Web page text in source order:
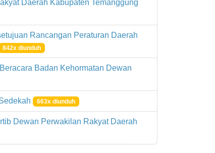
Daerah Kabupaten Temanggung
Rancangan Peraturan Daerah
842x diunduh
Badan Kehormatan Dewan
663x diunduh
Dewan Perwakilan Rakyat Daerah